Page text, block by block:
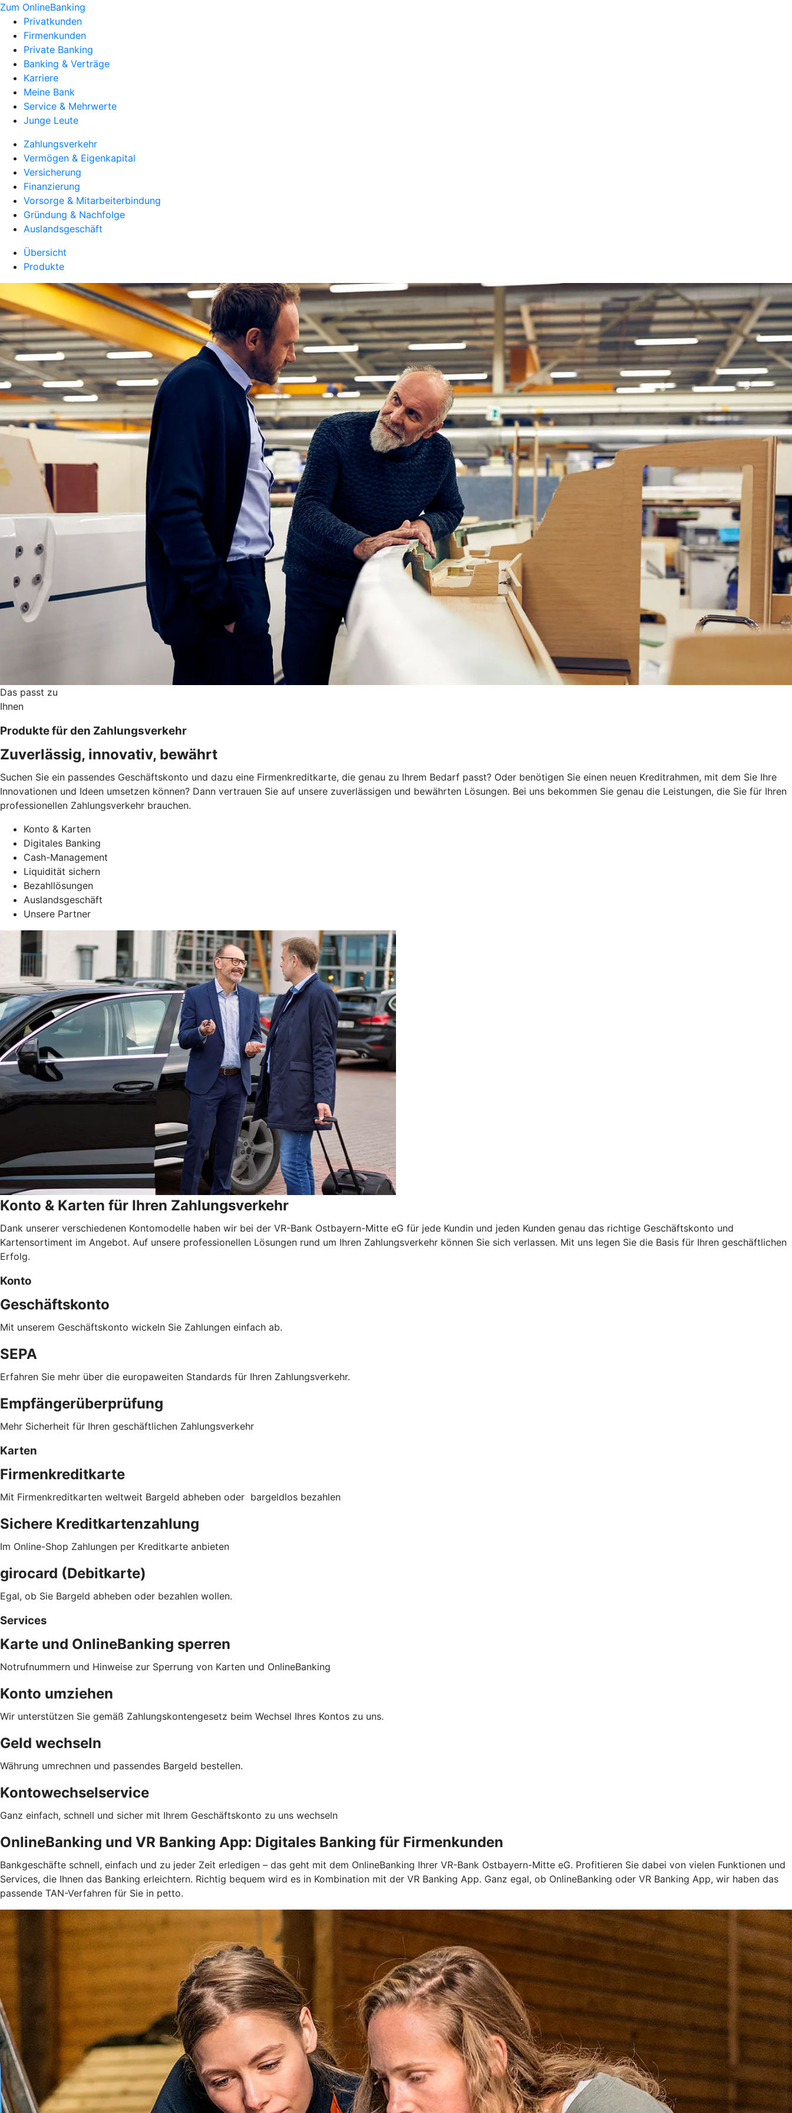
Zum OnlineBanking
Privatkunden
Firmenkunden
Private Banking
Banking & Verträge
Karriere
Meine Bank
Service & Mehrwerte
Junge Leute
Zahlungsverkehr
Vermögen & Eigenkapital
Versicherung
Finanzierung
Vorsorge & Mitarbeiterbindung
Gründung & Nachfolge
Auslandsgeschäft
Übersicht
Produkte
Das passt zu
Ihnen
Produkte für den Zahlungsverkehr
Zuverlässig, innovativ, bewährt
Suchen Sie ein passendes Geschäftskonto und dazu eine Firmenkreditkarte, die genau zu Ihrem Bedarf passt? Oder benötigen Sie einen neuen Kreditrahmen, mit dem Sie Ihre
Innovationen und Ideen umsetzen können? Dann vertrauen Sie auf unsere zuverlässigen und bewährten Lösungen. Bei uns bekommen Sie genau die Leistungen, die Sie für Ihren
professionellen Zahlungsverkehr brauchen.
Konto & Karten
Digitales Banking
Cash-Management
Liquidität sichern
Bezahllösungen
Auslandsgeschäft
Unsere Partner
Konto & Karten für Ihren Zahlungsverkehr
Dank unserer verschiedenen Kontomodelle haben wir bei der VR-Bank Ostbayern-Mitte eG für jede Kundin und jeden Kunden genau das richtige Geschäftskonto und
Kartensortiment im Angebot. Auf unsere professionellen Lösungen rund um Ihren Zahlungsverkehr können Sie sich verlassen. Mit uns legen Sie die Basis für Ihren geschäftlichen
Erfolg.
Konto
Geschäftskonto
Mit unserem Geschäftskonto wickeln Sie Zahlungen einfach ab.
SEPA
Erfahren Sie mehr über die europaweiten Standards für Ihren Zahlungsverkehr.
Empfängerüberprüfung
Mehr Sicherheit für Ihren geschäftlichen Zahlungsverkehr
Karten
Firmenkreditkarte
Mit Firmenkreditkarten weltweit Bargeld abheben oder bargeldlos bezahlen
Sichere Kreditkartenzahlung
Im Online-Shop Zahlungen per Kreditkarte anbieten
girocard (Debitkarte)
Egal, ob Sie Bargeld abheben oder bezahlen wollen.
Services
Karte und OnlineBanking sperren
Notrufnummern und Hinweise zur Sperrung von Karten und OnlineBanking
Konto umziehen
Wir unterstützen Sie gemäß Zahlungskontengesetz beim Wechsel Ihres Kontos zu uns.
Geld wechseln
Währung umrechnen und passendes Bargeld bestellen.
Kontowechselservice
Ganz einfach, schnell und sicher mit Ihrem Geschäftskonto zu uns wechseln
OnlineBanking und VR Banking App: Digitales Banking für Firmenkunden
Bankgeschäfte schnell, einfach und zu jeder Zeit erledigen – das geht mit dem OnlineBanking Ihrer VR-Bank Ostbayern-Mitte eG. Profitieren Sie dabei von vielen Funktionen und
Services, die Ihnen das Banking erleichtern. Richtig bequem wird es in Kombination mit der VR Banking App. Ganz egal, ob OnlineBanking oder VR Banking App, wir haben das
passende TAN-Verfahren für Sie in petto.